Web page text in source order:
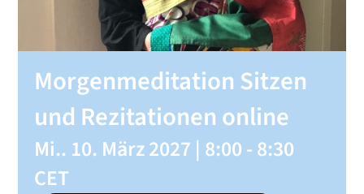
KONTAKT
Spenden
Morgenmeditation Sitzen
und Rezitationen online
Mi.. 10. März 2027 | 8:00-8:30
CET